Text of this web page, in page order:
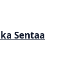
Sentaa